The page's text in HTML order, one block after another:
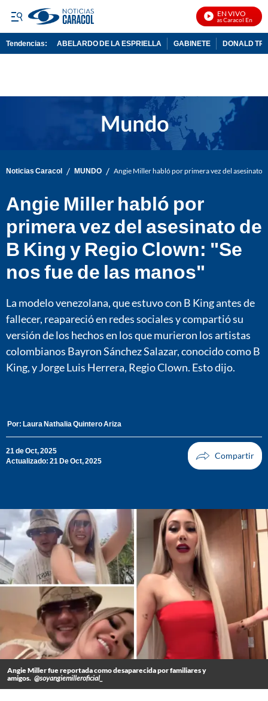
EN VIVO
Noticias Caracol En Vivo
Tendencias: ABELARDO DE LA ESPRIELLA GABINETE DONALD
Noticias Caracol / MUNDO / Angie Miller habló por primera vez del asesinato
Angie Miller habló por
primera vez del asesinato de
B King y Regio Clown: "Se
nos fue de las manos"
La modelo venezolana, que estuvo con B King antes de
fallecer, reapareció en redes sociales y compartió su
versión de los hechos en los que murieron los artistas
colombianos Bayron Sánchez Salazar, conocido como B
King, y Jorge Luis Herrera, Regio Clown. Esto dijo.
Por: Laura Nathalia Quintero Ariza
21 de Oct, 2025
Actualizado: 21 De Oct, 2025
Angie Miller fue reportada como desaparecida por familiares y
amigos. @soyangiemilleroficial_